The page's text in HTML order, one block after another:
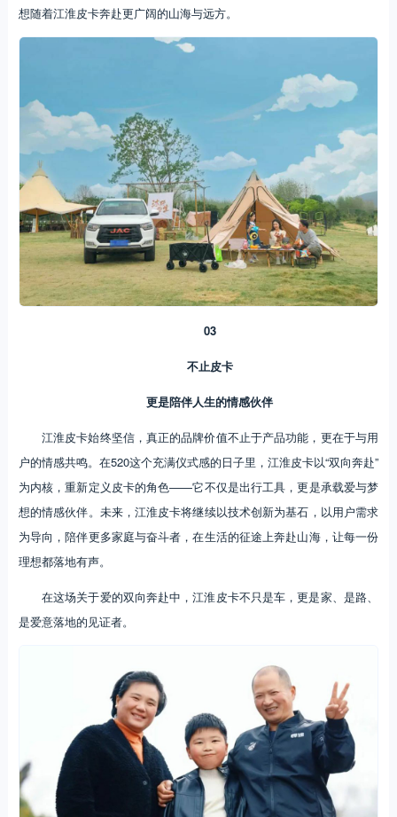
想随着江淮皮卡奔赴更广阔的山海与远方。
03
不止皮卡
更是陪伴人生的情感伙伴
江淮皮卡始终坚信，真正的品牌价值不止于产品功能，更在于与用
户的情感共鸣。在520这个充满仪式感的日子里，江淮皮卡以“双向奔赴”
为内核，重新定义皮卡的角色——它不仅是出行工具，更是承载爱与梦
想的情感伙伴。未来，江淮皮卡将继续以技术创新为基石，以用户需求
为导向，陪伴更多家庭与奋斗者，在生活的征途上奔赴山海，让每一份
理想都落地有声。
在这场关于爱的双向奔赴中，江淮皮卡不只是车，更是家、是路、
是爱意落地的见证者。